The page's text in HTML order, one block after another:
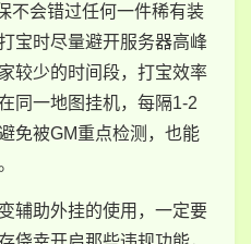
不会错过任何一件稀有装
宝时尽量避开服务器高峰
较少的时间段，打宝效率
同一地图挂机，每隔1-2
免被GM重点检测，也能
辅助外挂的使用，一定要